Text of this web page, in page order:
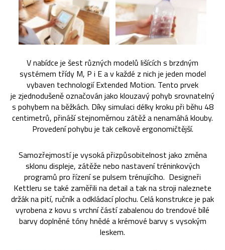
V nabídce je šest různých modelů lišících s brzdným
systémem třídy M, P i E a v každé z nich je jeden model
vybaven technologií Extended Motion. Tento prvek
je zjednodušeně označován jako klouzavý pohyb srovnatelný
s pohybem na běžkách. Díky simulaci délky kroku při běhu 48
centimetrů, přináší stejnoměrnou zátěž a nenamáhá klouby.
Provedení pohybu je tak celkově ergonomičtější.
Samozřejmostí je vysoká přizpůsobitelnost jako změna
sklonu displeje, zátěže nebo nastavení tréninkových
programů pro řízení se pulsem trénujícího. Designeři
Kettleru se také zaměřili na detail a tak na stroji naleznete
držák na pití, ručník a odkládací plochu. Celá konstrukce je pak
vyrobena z kovu s vrchní částí zabalenou do trendové bílé
barvy doplněné tóny hnědé a krémové barvy s vysokým
leskem.